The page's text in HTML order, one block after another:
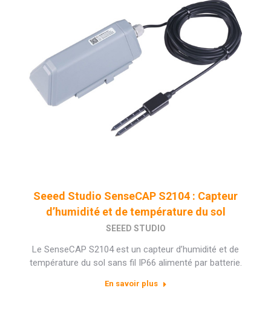
Seeed Studio SenseCAP S2104 : Capteur
d’humidité et de température du sol
SEEED STUDIO
Le SenseCAP S2104 est un capteur d’humidité et de
température du sol sans fil IP66 alimenté par batterie.
En savoir plus